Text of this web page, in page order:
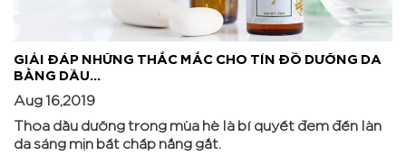
GIẢI ĐÁP NHỮNG THẮC MẮC CHO TÍN ĐỒ DƯỠNG DA
BẰNG DẦU...
Aug 16,2019
Thoa dầu dưỡng trong mùa hè là bí quyết đem đến làn
da sáng mịn bất chấp nắng gắt.